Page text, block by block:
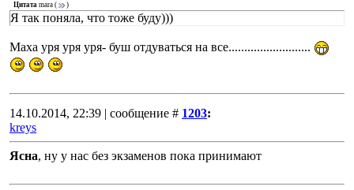
Цитата mara ( )
Я так поняла, что тоже буду)))
Маха уря уря уря- буш отдуваться на все..........................
14.10.2014, 22:39 | сообщение # 1203:
kreys
Ясна, ну у нас без экзаменов пока принимают